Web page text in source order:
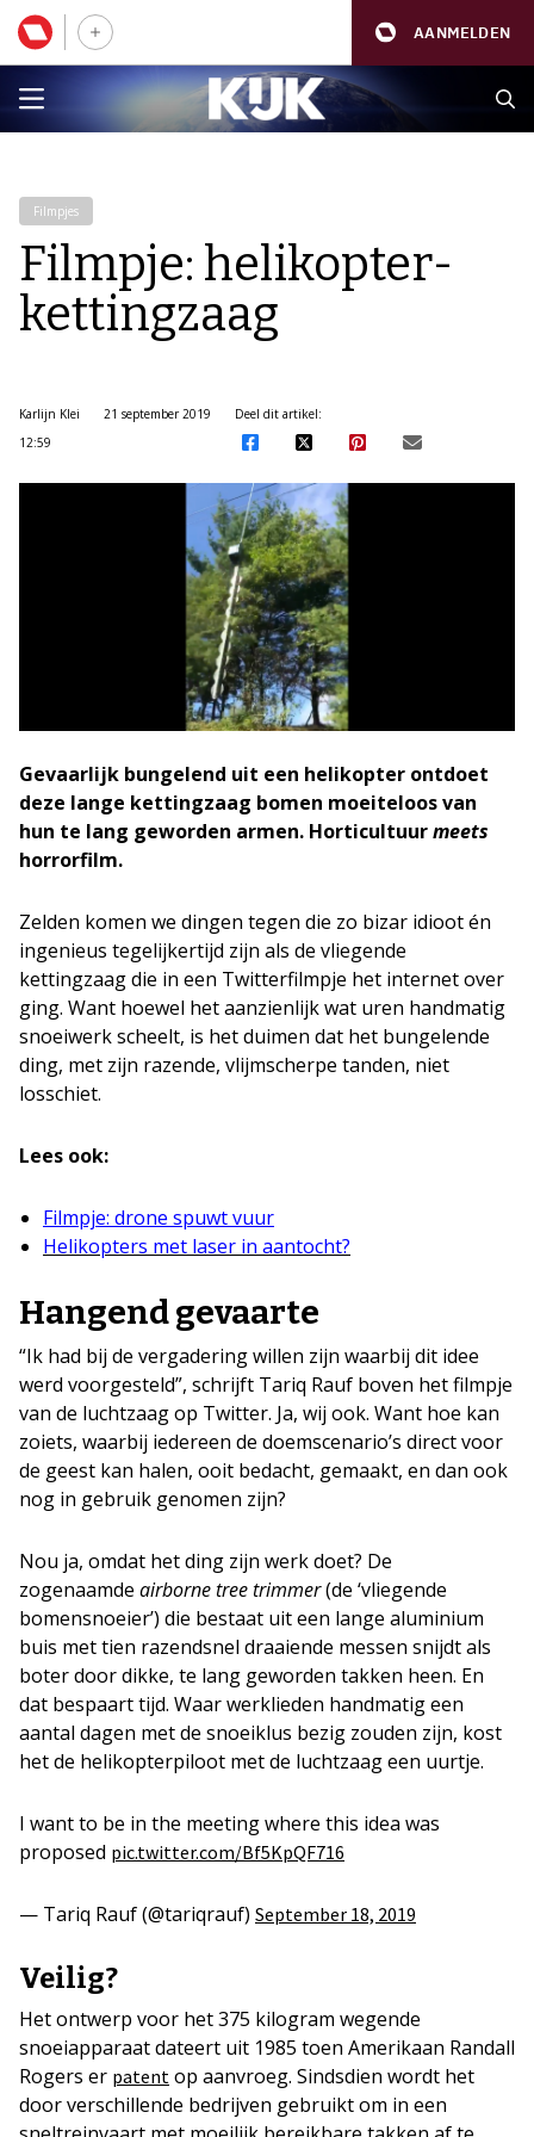
AANMELDEN
Filmpjes
Filmpje: helikopter-
kettingzaag
Karlijn Klei
21 september 2019
12:59
Deel dit artikel:
Gevaarlijk bungelend uit een helikopter ontdoet
deze lange kettingzaag bomen moeiteloos van
hun te lang geworden armen. Horticultuurmeets
horrorfilm.
Zelden komen we dingen tegen die zo bizar idioot én
ingenieus tegelijkertijd zijn als de vliegende
kettingzaag die in een Twitterfilmpje het internet over
ging. Want hoewel het aanzienlijk wat uren handmatig
snoeiwerk scheelt, is het duimen dat het bungelende
ding, met zijn razende, vlijmscherpe tanden, niet
losschiet.
Lees ook:
Filmpje: drone spuwt vuur
Helikopters met laser in aantocht?
Hangend gevaarte
“Ik had bij de vergadering willen zijn waarbij dit idee
werd voorgesteld”, schrijft Tariq Rauf boven het filmpje
van de luchtzaag op Twitter. Ja, wij ook. Want hoe kan
zoiets, waarbij iedereen de doemscenario’s direct voor
de geest kan halen, ooit bedacht, gemaakt, en dan ook
nog in gebruik genomen zijn?
Nou ja, omdat het ding zijn werk doet? De
zogenaamde airborne tree trimmer(de ‘vliegende
bomensnoeier’) die bestaat uit een lange aluminium
buis met tien razendsnel draaiende messen snijdt als
boter door dikke, te lang geworden takken heen. En
dat bespaart tijd. Waar werklieden handmatig een
aantal dagen met de snoeiklus bezig zouden zijn, kost
het de helikopterpiloot met de luchtzaag een uurtje.
I want to be in the meeting where this idea was
proposed pic.twitter.com/Bf5KpQF716
— Tariq Rauf (@tariqrauf) September 18, 2019
Veilig?
Het ontwerp voor het 375 kilogram wegende
snoeiapparaat dateert uit 1985 toen Amerikaan Randall
Rogers er patent op aanvroeg. Sindsdien wordt het
door verschillende bedrijven gebruikt om in een